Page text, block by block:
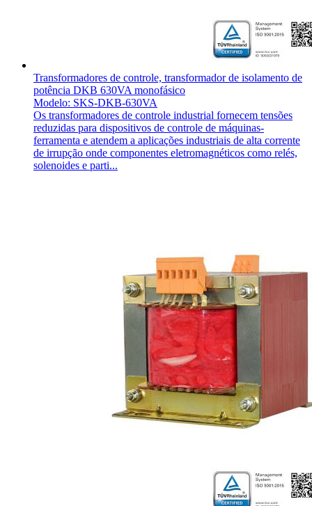
Transformadores de controle, transformador de isolamento de
potência DKB 630VA monofásico
Modelo: SKS-DKB-630VA
Os transformadores de controle industrial fornecem tensões
reduzidas para dispositivos de controle de máquinas-
ferramenta e atendem a aplicações industriais de alta corrente
de irrupção onde componentes eletromagnéticos como relés,
solenoides e parti...